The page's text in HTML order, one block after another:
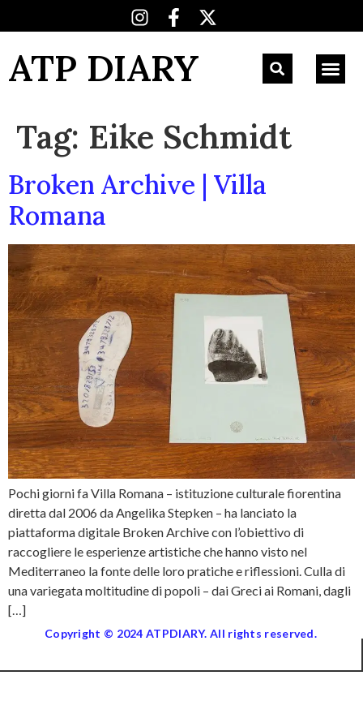
ATP DIARY
Tag: Eike Schmidt
Broken Archive | Villa
Romana
Pochi giorni fa Villa Romana – istituzione culturale fiorentina
diretta dal 2006 da Angelika Stepken – ha lanciato la
piattaforma digitale Broken Archive con l’obiettivo di
raccogliere le esperienze artistiche che hanno visto nel
Mediterraneo la fonte delle loro pratiche e riflessioni. Culla di
una variegata moltitudine di popoli – dai Greci ai Romani, dagli
[…]
Copyright © 2024 ATPDIARY. All rights reserved.